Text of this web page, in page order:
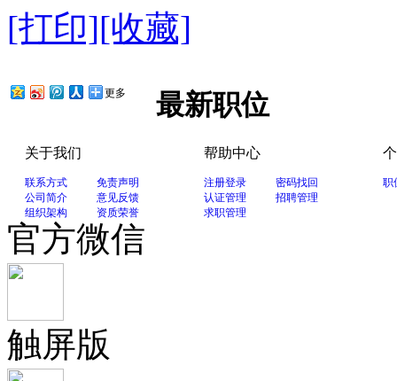
[打印][收藏]
更多 最新职位
关于我们
联系方式
免责声明
公司简介
意见反馈
组织架构
资质荣誉
帮助中心
注册登录
密码找回
认证管理
招聘管理
求职管理
职
官方微信
触屏版